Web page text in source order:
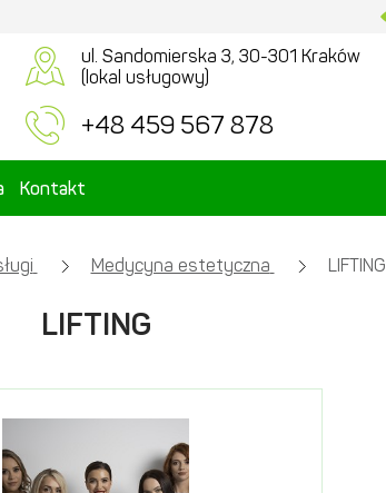
ul. Sandomierska 3, 30-301 Kraków
(lokal usługowy)
+48 459 567 878
Kontakt
Medycyna estetyczna LIFTING
LIFTING